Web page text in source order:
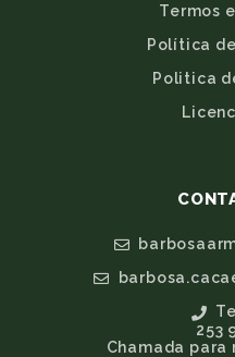
Termos
Política
Politica
253
Chamada